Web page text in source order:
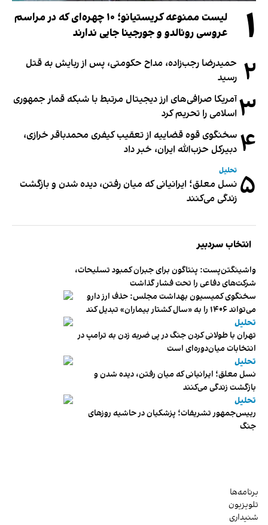
۱
لیست ممنوعه کریستیانو؛ ۱۰ چهره‌ای که در مراسم
عروسی رونالدو و جورجینا جایی ندارند
۲ حمیدرضا رجب‌زاده، مداح حکومتی، پس از ربایش به قتل
رسید
۳آمریکا صرافی‌های ارز دیجیتال مرتبط با شبکه قمار جمهوری
اسلامی را تحریم کرد
۴ سخنگوی قوه قضاییه از تعقیب کیفری محمدباقر خرازی،
دبیر‌کل حزب‌الله ایران، خبر داد
۵ تحلیل
نسل معلق؛ ایرانیانی که میان رفتن، دیده شدن و بازگشت
زندگی می‌کنند
انتخاب سردبیر
واشینگتن‌پست: پنتاگون برای جبران کمبود تسلیحات،
شرکت‌های دفاعی را تحت فشار گذاشت
سخنگوی کمیسیون بهداشت مجلس: حذف ارز دارو
می‌تواند ۱۴۰۶ را به «سال کشتار بیماران» تبدیل کند
تحلیل
تهران با طولانی کردن جنگ در پی ضربه زدن به ترامپ در
انتخابات میان‌دوره‌ای است
تحلیل
نسل معلق؛ ایرانیانی که میان رفتن، دیده شدن و
بازگشت زندگی می‌کنند
تحلیل
رییس‌جمهور تشریفات؛ پزشکیان در حاشیه روزهای
جنگ
برنامه‌ها
تلویزیون
شنیداری